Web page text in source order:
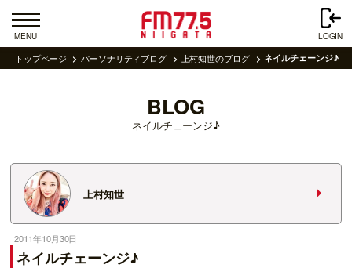
MENU LOGIN
トップページ パーソナリティブログ 上村知世のブログ ネイルチェーンジ♪
BLOG
ネイルチェーンジ♪
上村知世
2011年10月30日
ネイルチェーンジ♪